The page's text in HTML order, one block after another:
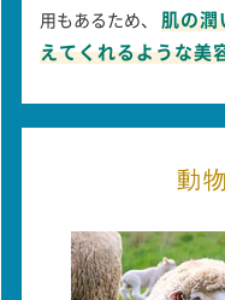
用もあるため、
肌の潤
えてくれるような美
動